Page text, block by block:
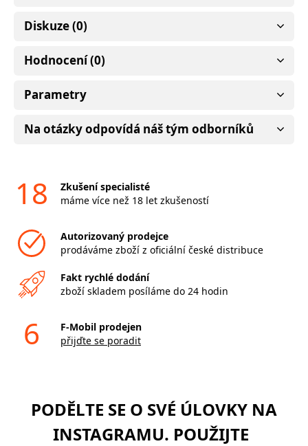
Diskuze (0)
Hodnocení (0)
Parametry
Na otázky odpovídá náš tým odborníků
18
Zkušení specialisté
máme více než 18 let zkušeností
Autorizovaný prodejce
prodáváme zboží z oficiální české distribuce
Fakt rychlé dodání
zboží skladem posíláme do 24 hodin
6
F-Mobil prodejen
přijďte se poradit
PODĚLTE SE O SVÉ ÚLOVKY NA
INSTAGRAMU. POUŽIJTE